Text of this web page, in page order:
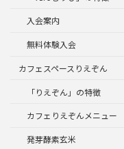
入会案内
無料体験入会
カフェスペースりえぞん
「りえぞん」の特徴
カフェりえぞんメニュー
発芽酵素玄米